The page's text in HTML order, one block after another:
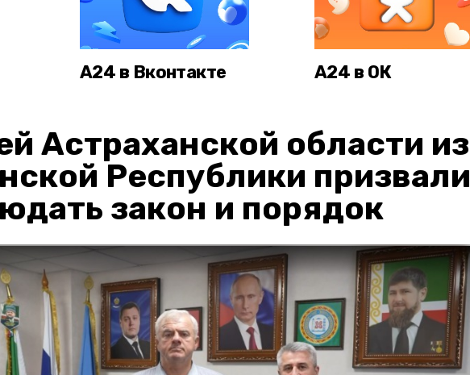
А24 в Вконтакте А24 в ОК
Астраханской области из
Республики призвали
закон и порядок